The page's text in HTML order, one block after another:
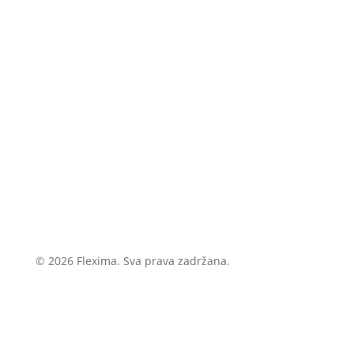
© 2026 Flexima. Sva prava zadržana.